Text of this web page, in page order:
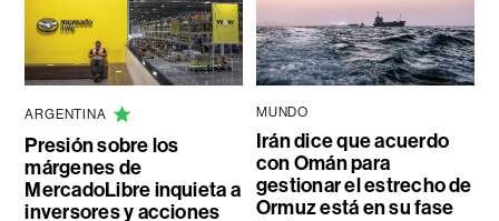
ARGENTINA
Presión sobre los
márgenes de
MercadoLibre inquieta a
inversores y acciones
MUNDO
Irán dice que acuerdo
con Omán para
gestionar el estrecho de
Ormuz está en su fase